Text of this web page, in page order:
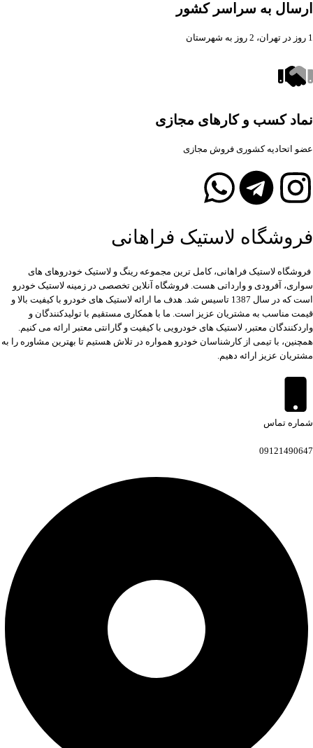
ارسال به سراسر کشور
1 روز در تهران، 2 روز به شهرستان
نماد کسب و کارهای مجازی
عضو اتحادیه کشوری فروش مجازی
فروشگاه لاستیک فراهانی
فروشگاه لاستیک فراهانی، کامل ترین مجموعه رینگ و لاستیک خودروهای های
سواری، آفرودی و وارداتی هست. فروشگاه آنلاین تخصصی در زمینه لاستیک خودرو
است که در سال 1387 تاسیس شد. هدف ما ارائه لاستیک های خودرو با کیفیت بالا و
قیمت مناسب به مشتریان عزیز است. ما با همکاری مستقیم با تولیدکنندگان و
واردکنندگان معتبر، لاستیک های خودرویی با کیفیت و گارانتی معتبر ارائه می کنیم.
همچنین، با تیمی از کارشناسان خودرو همواره در تلاش هستیم تا بهترین مشاوره را به
مشتریان عزیز ارائه دهیم.
شماره تماس
09121490647